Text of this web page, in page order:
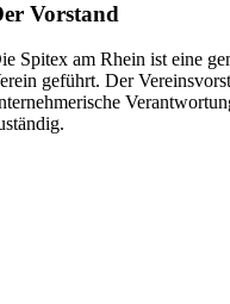
Vorstand
Spitex am Rhein ist eine
geführt. Der